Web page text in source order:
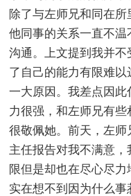
除了与左师兄和同在
他同事的关系一直不
沟通。上文提到我并
了自己的能力有限难
一大原因。我差点因
力很强，和左师兄有
很敬佩她。前天，左
主任报告对我不满意
限但是却也在尽心尽
实在想不到因为什么